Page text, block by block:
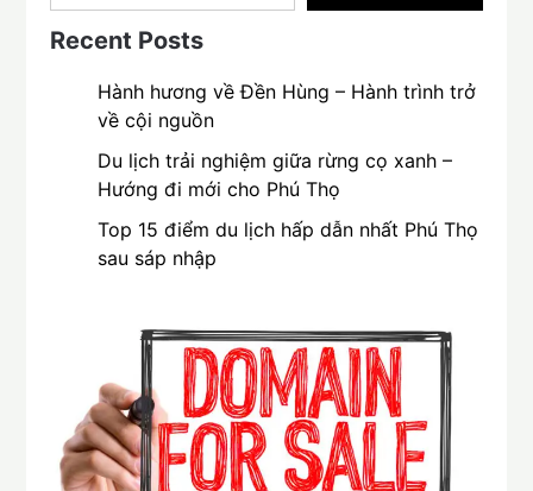
Recent Posts
Hành hương về Đền Hùng – Hành trình trở
về cội nguồn
Du lịch trải nghiệm giữa rừng cọ xanh –
Hướng đi mới cho Phú Thọ
Top 15 điểm du lịch hấp dẫn nhất Phú Thọ
sau sáp nhập